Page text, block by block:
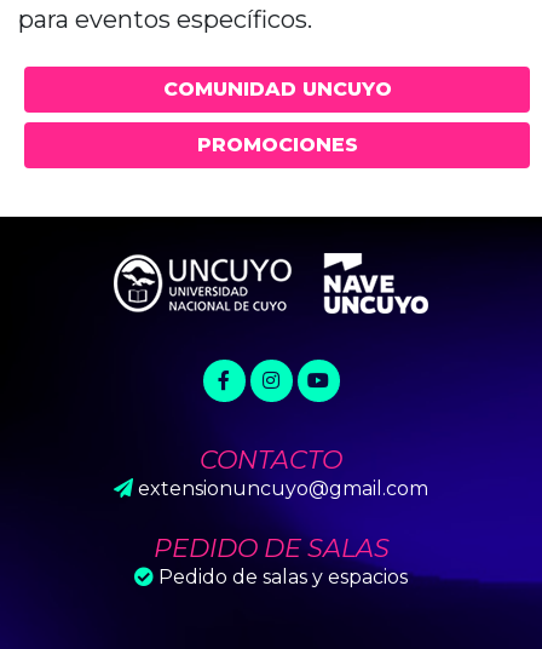
para eventos específicos.
COMUNIDAD UNCUYO
PROMOCIONES
CONTACTO
extensionuncuyo@gmail.com
PEDIDO DE SALAS
Pedido de salas y espacios